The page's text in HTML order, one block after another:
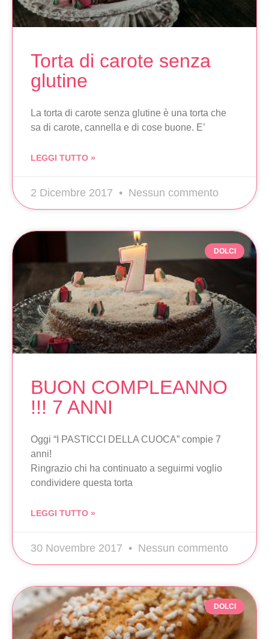
Torta di carote senza
glutine
La torta di carote senza glutine è una torta che
sa di carote, cannella e di cose buone. E’
LEGGI TUTTO »
2 Dicembre 2017 Nessun commento
DOLCI
BUON COMPLEANNO
!!! 7 ANNI
Oggi “I PASTICCI DELLA CUOCA” compie 7
anni!
Ringrazio chi ha continuato a seguirmi voglio
condividere questa torta
LEGGI TUTTO »
30 Novembre 2017 Nessun commento
DOLCI